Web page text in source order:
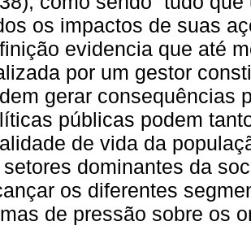
os impactos de suas
evidencia que até
por um gestor
gerar consequências
públicas podem
de vida da
setores dominantes da
os diferentes
de pressão sobre os